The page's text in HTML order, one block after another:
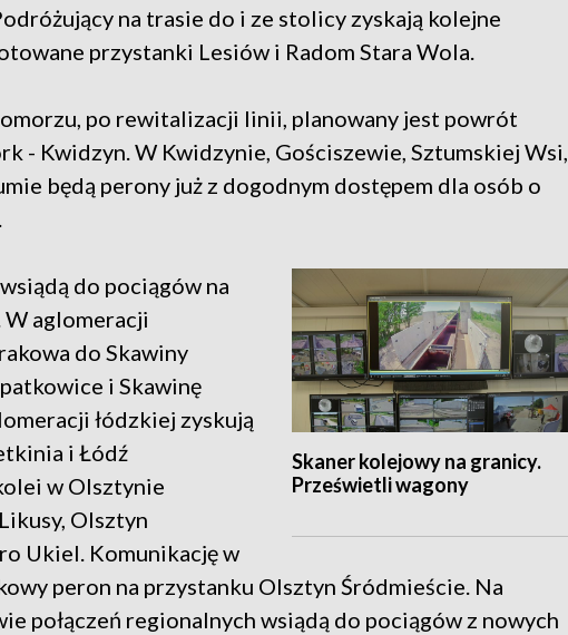
na trasie do i ze stolicy zyskają kolejne
przystanki Lesiów i Radom Stara Wola.
po rewitalizacji linii, planowany jest powrót
- Kwidzyn. W Kwidzynie, Gościszewie, Sztumskiej Wsi,
będą perony już z dogodnym dostępem dla osób o
Skaner kolejowy na granicy.
Prześwietli wagony
do pociągów na
aglomeracji
do Skawiny
i Skawinę
łódzkiej zyskują
i Łódź
w Olsztynie
Olsztyn
Ukiel. Komunikację w
peron na przystanku Olsztyn Śródmieście. Na
połączeń regionalnych wsiądą do pociągów z nowych